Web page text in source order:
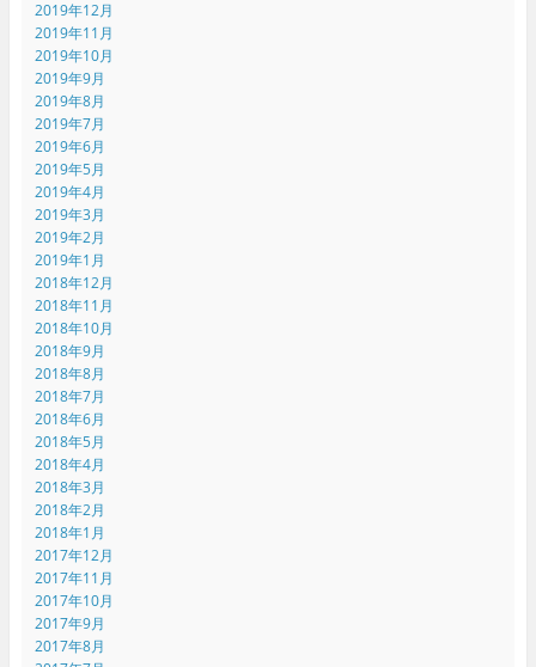
2019年12月
2019年11月
2019年10月
2019年9月
2019年8月
2019年7月
2019年6月
2019年5月
2019年4月
2019年3月
2019年2月
2019年1月
2018年12月
2018年11月
2018年10月
2018年9月
2018年8月
2018年7月
2018年6月
2018年5月
2018年4月
2018年3月
2018年2月
2018年1月
2017年12月
2017年11月
2017年10月
2017年9月
2017年8月